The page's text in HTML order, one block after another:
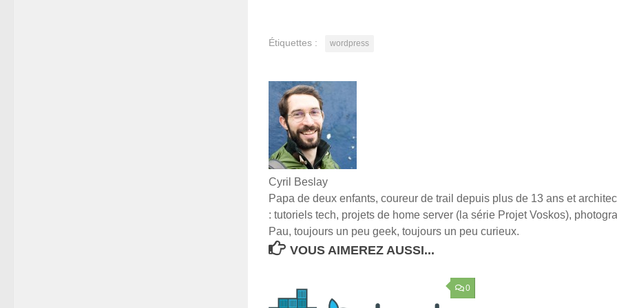
Étiquettes : wordpress
Cyril Beslay
Papa de deux enfants, coureur de trail depuis plus de 13 ans et
: tutoriels tech, projets de home server (la série Projet Voskos),
Pau, toujours un peu geek, toujours un peu curieux.
VOUS AIMEREZ AUSSI...
0